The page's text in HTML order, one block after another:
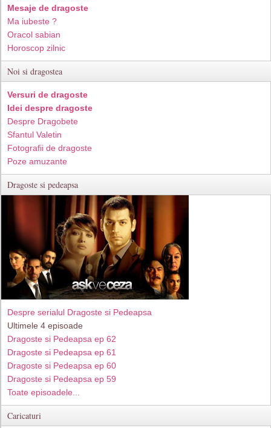
Mesaje de dragoste
Ma iubeste ?
Oracol sabian
Horoscop zilnic
Noi si dragostea
Versuri de dragoste
Idei despre dragoste
Despre Dragobete
Sfantul Valetin
Fotografii de dragoste
Poze amuzante
Dragoste si pedeapsa
Despre serialul Dragoste si Pedeapsa
Ultimele 4 episoade
Dragoste si Pedeapsa ep 62
Dragoste si Pedeapsa ep 61
Dragoste si Pedeapsa ep 60
Dragoste si Pedeapsa ep 59
Toate episoadele...
Caricaturi